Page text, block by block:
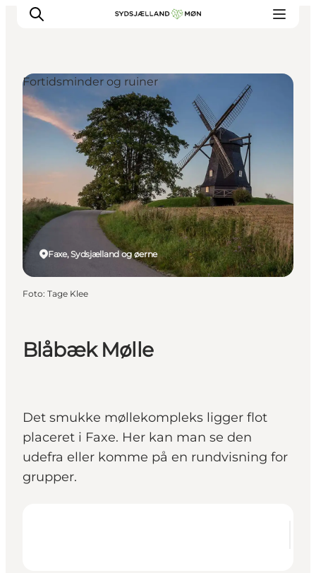
Oplev
Byer og steder
Events
Overnat
Planlæg din tur
Blåbæk Mølle
Det smukke møllekompleks ligger flot
placeret i Faxe. Her kan man se den
udefra eller komme på en rundvisning for
grupper.
Faxe, Sydsjælland og øerne
Fortidsminder og ruiner
Foto: Tage Klee